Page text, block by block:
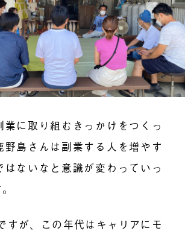
業に取り組むきっかけをつくっ
野島さんは副業する人を増やす
はないなと意識が変わっていっ
すが、この年代はキャリアにモ